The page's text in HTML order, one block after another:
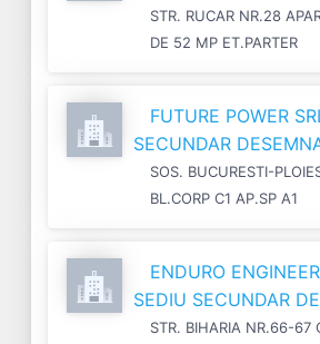
STR. RUCAR NR.28
DE 52 MP ET.PARTER
FUTURE POWER
SECUNDAR
SOS. BUCURESTI-
BL.CORP C1 AP.SP A1
ENDURO
SEDIU SECUNDAR
STR. BIHARIA NR.66-67